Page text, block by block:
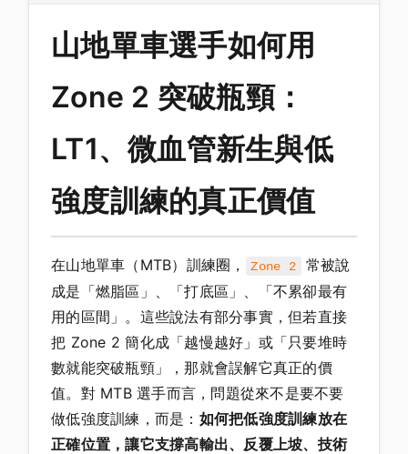
山地單車選手如何用
Zone 2 突破瓶頸：
LT1、微血管新生與低
強度訓練的真正價值
在山地單車（MTB）訓練圈， Zone 2
常被說
成是「燃脂區」、「打底區」、「不累卻最有
用的區間」。這些說法有部分事實，但若直接
把 Zone 2 簡化成「越慢越好」或「只要堆時
數就能突破瓶頸」，那就會誤解它真正的價
值。對 MTB 選手而言，問題從來不是要不要
做低強度訓練，而是： 如何把低強度訓練放在
正確位置，讓它支撐高輸出、反覆上坡、技術